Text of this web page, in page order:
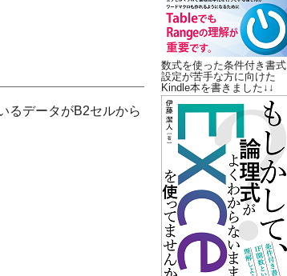
るデータがB2セルから
数式を使った条件付き書式
設定が苦手な方に向けた
Kindle本を書きました↓↓